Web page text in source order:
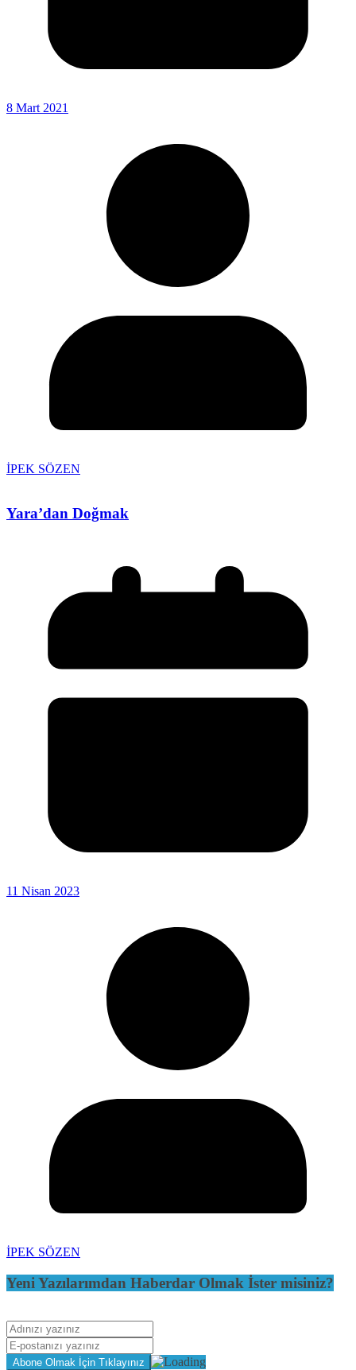
8 Mart 2021
İPEK SÖZEN
Yara’dan Doğmak
11 Nisan 2023
İPEK SÖZEN
Yeni Yazılarımdan Haberdar Olmak İster misiniz?